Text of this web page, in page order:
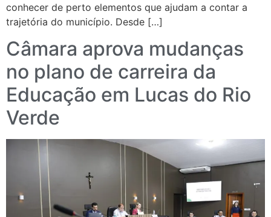
conhecer de perto elementos que ajudam a contar a
trajetória do município. Desde […]
Câmara aprova mudanças
no plano de carreira da
Educação em Lucas do Rio
Verde